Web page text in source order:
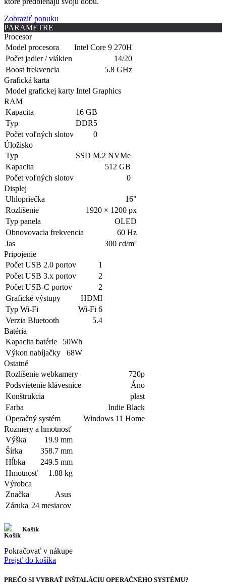
Zobraziť ponuku
PARAMETRE
Procesor
Model procesora
Intel Core 9 270H
Počet jadier / vlákien
14/20
Boost frekvencia
5.8 GHz
Grafická karta
Model grafickej karty Intel Graphics
RAM
Kapacita
16 GB
Typ
DDR5
Počet voľných slotov
0
Úložisko
Typ
SSD M.2 NVMe
Kapacita
512 GB
Počet voľných slotov
0
Displej
Uhlopriečka
16"
Rozlíšenie
1920 × 1200 px
Typ panela
OLED
Obnovovacia frekvencia
60 Hz
Jas
300 cd/m²
Pripojenie
Počet USB 2.0 portov
1
Počet USB 3.x portov
2
Počet USB-C portov
2
Grafické výstupy
HDMI
Typ Wi-Fi
Wi-Fi 6
Verzia Bluetooth
5.4
Batéria
Kapacita batérie
50Wh
Výkon nabíjačky
68W
Ostatné
Rozlíšenie webkamery
720p
Podsvietenie klávesnice
Áno
Konštrukcia
plast
Farba
Indie Black
Operačný systém
Windows 11 Home
Rozmery a hmotnosť
Výška
19.9 mm
Šírka
358.7 mm
Hĺbka
249.5 mm
Hmotnosť
1.88 kg
Výrobca
Značka
Asus
Záruka 24 mesiacov
Košík
Pokračovať v nákupe
Prejsť do košíka
PREČO SI VYBRAŤ INŠTALÁCIU OPERAČNÉHO SYSTÉMU?